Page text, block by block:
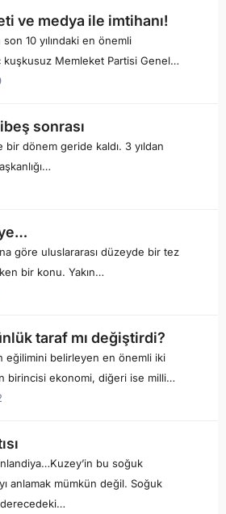
ve medya ile imtihanı!
son 10 yılındaki en önemli
Memleket Partisi Genel…
sonrası
bir dönem geride kaldı. 3 yıldan
göre uluslararası düzeyde bir tez
bir konu. Yakın…
taraf mı değiştirdi?
eğilimini belirleyen en önemli iki
birincisi ekonomi, diğeri ise milli…
bu soğuk
anlamak mümkün değil. Soğuk